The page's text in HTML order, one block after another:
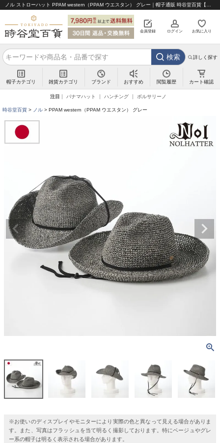
会員登録 ログイン お気に入り
検索 詳しく探す
帽子カテゴリ 雑貨カテゴリ ブランド おすすめ 閲覧履歴 カート確認
注目 パナマハット ハンチング ボルサリーノ
時谷堂百貨 ノル PPAM western（PPAM ウエスタン） グレー
※お使いのディスプレイやモニターにより実際の色と異なって見える場合がありま
す。また、写真はフラッシュを当て明るく撮影しております。特にベージュやグレ
ー系の帽子は明るく表示される場合があります。